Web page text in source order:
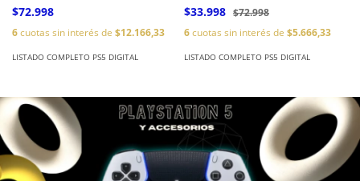
$72.998
6cuotas sin interés de $12.166,33
LISTADO COMPLETO PS5 DIGITAL
$33.998 $72.998
6cuotas sin interés de $5.666,33
LISTADO COMPLETO PS5 DIGITAL